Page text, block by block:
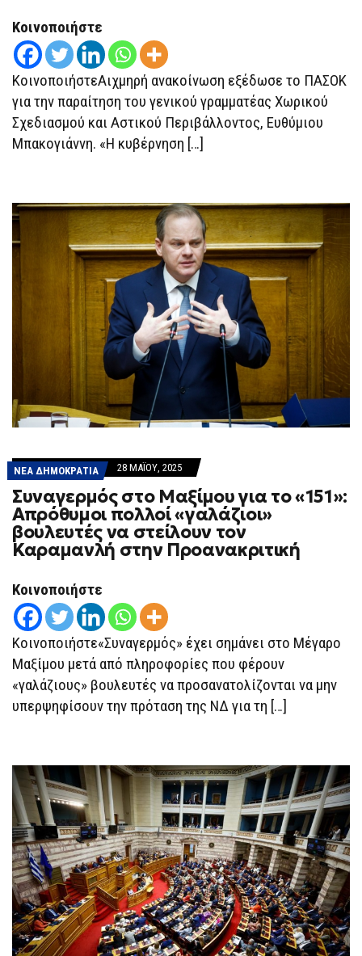
ΤΟ
ΘΈΜΑ,
ΔΕΝ
ΘΑ
ΤΟ
ΒΆΛΕΙ
ΚΆΤΩ
ΑΠΌ
ΧΑΛΊ
Κοινοποιήστε
ΚοινοποιήστεΑιχμηρή ανακοίνωση εξέδωσε το ΠΑΣΟΚ
για την παραίτηση του γενικού γραμματέας Χωρικού
Σχεδιασμού και Αστικού Περιβάλλοντος, Ευθύμιου
Μπακογιάννη. «Η κυβέρνηση […]
ΝΕΑ ΔΗΜΟΚΡΑΤΙΑ 28 ΜΑΪ́ΟΥ, 2025
Συναγερμός στο Μαξίμου για το «151»:
Απρόθυμοι πολλοί «γαλάζιοι»
βουλευτές να στείλουν τον
Καραμανλή στην Προανακριτική
Κοινοποιήστε
Κοινοποιήστε«Συναγερμός» έχει σημάνει στο Μέγαρο
Μαξίμου μετά από πληροφορίες που φέρουν
«γαλάζιους» βουλευτές να προσανατολίζονται να μην
υπερψηφίσουν την πρόταση της ΝΔ για τη […]